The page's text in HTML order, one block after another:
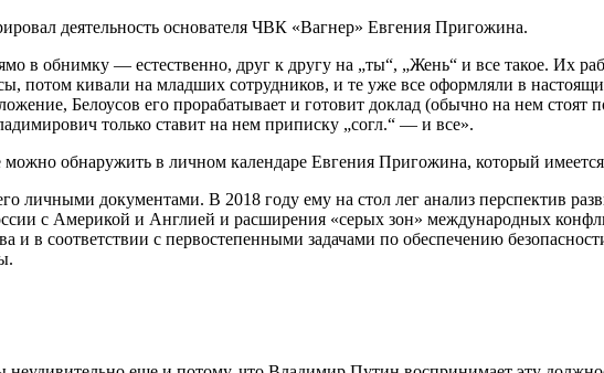
деятельность основателя ЧВК «Вагнер» Евгения Пригожина.
в обнимку — естественно, друг к другу на „ты“, „Жень“ и все такое. Их
потом кивали на младших сотрудников, и те уже все оформляли в
Белоусов его прорабатывает и готовит доклад (обычно на нем
только ставит на нем приписку „согл.“ — и все».
обнаружить в личном календаре Евгения Пригожина, который
личными документами. В 2018 году ему на стол лег анализ перспектив
с Америкой и Англией и расширения «серых зон» международных
и в соответствии с первостепенными задачами по обеспечению